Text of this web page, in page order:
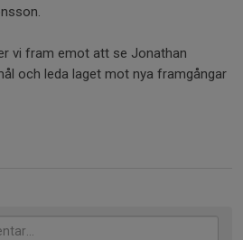
vi fram emot att se Jonathan
och leda laget mot nya framgångar